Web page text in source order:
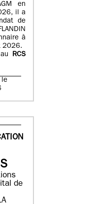
en
il a
de
à
2026.
RCS
le
de